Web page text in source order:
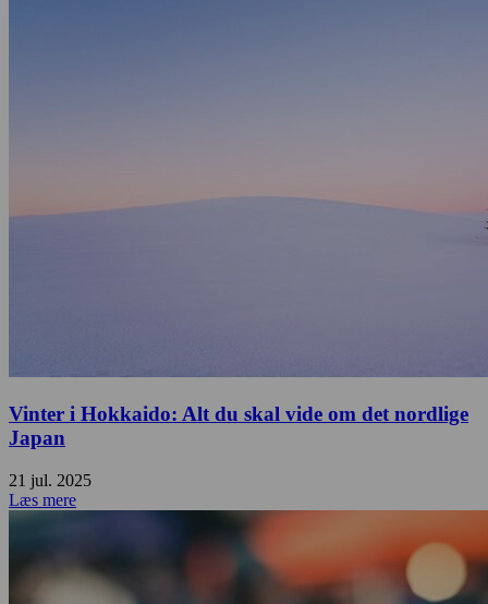
Vinter i Hokkaido: Alt du skal vide om det nordlige
Japan
21 jul. 2025
Læs mere